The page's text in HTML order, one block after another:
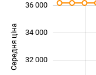
Середня ціна 32 000
34 000
36 000